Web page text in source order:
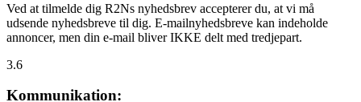
Ved at tilmelde dig R2Ns nyhedsbrev accepterer du, at vi må
udsende nyhedsbreve til dig. E-mailnyhedsbreve kan indeholde
annoncer, men din e-mail bliver IKKE delt med tredjepart.
3.6
Kommunikation: